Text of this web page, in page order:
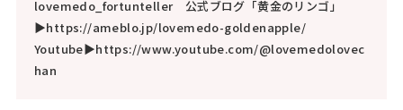
lovemedo_fortunteller 公式ブログ「黄金のリンゴ」
▶https://ameblo.jp/lovemedo-goldenapple/
Youtube▶https://www.youtube.com/@lovemedolovec
han